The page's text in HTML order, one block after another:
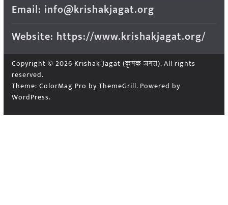
Email: info@krishakjagat.org
Website: https://www.krishakjagat.org/
Copyright © 2026 Krishak Jagat (कृषक जगत). All rights
reserved.
Theme: ColorMag Pro by ThemeGrill. Powered by
WordPress.